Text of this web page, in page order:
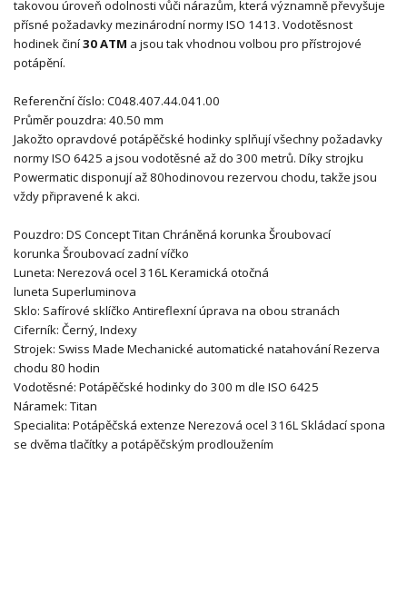
takovou úroveň odolnosti vůči nárazům, která významně převyšuje
přísné požadavky mezinárodní normy ISO 1413. Vodotěsnost
hodinek činí30 ATM a jsou tak vhodnou volbou pro přístrojové
potápění.
Referenční číslo: C048.407.44.041.00
Průměr pouzdra: 40.50 mm
Jakožto opravdové potápěčské hodinky splňují všechny požadavky
normy ISO 6425 a jsou vodotěsné až do 300 metrů. Díky strojku
Powermatic disponují až 80hodinovou rezervou chodu, takže jsou
vždy připravené k akci.
Pouzdro: DS ConceptTitan Chráněná korunka Šroubovací
korunka Šroubovací zadní víčko
Luneta: Nerezová ocel 316LKeramická otočná
luneta Superluminova
Sklo: Safírové sklíčko Antireflexní úprava na obou stranách
Ciferník: Černý,Indexy
Strojek: Swiss Made Mechanické automatické natahováníRezerva
chodu 80 hodin
Vodotěsné: Potápěčské hodinky do 300 m dle ISO 6425
Náramek: Titan
Specialita: Potápěčská extenze Nerezová ocel 316L Skládací spona
se dvěma tlačítky a potápěčským prodloužením